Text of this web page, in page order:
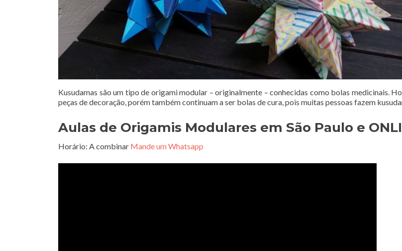
Kusudamas são um tipo de origami modular – originalmente – conhecidas como bolas medicinais.
peças de decoração, porém também continuam a ser bolas de cura, pois muitas pessoas fazem
Aulas de Origamis Modulares em São Paulo e
Horário: A combinar Mande um Whatsapp